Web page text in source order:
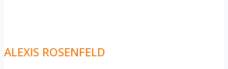
ALEXIS ROSENFELD